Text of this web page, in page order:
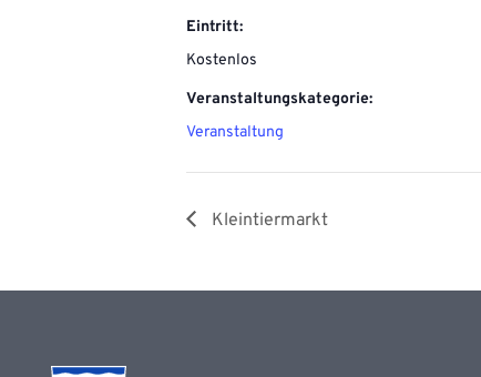
Eintritt:
Kostenlos
Veranstaltungskategorie:
Veranstaltung
Kleintiermarkt